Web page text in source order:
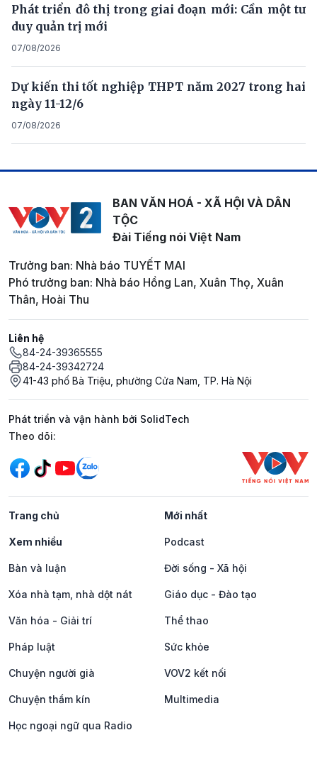
Phát triển đô thị trong giai đoạn mới: Cần một tư
duy quản trị mới
07/08/2026
Dự kiến thi tốt nghiệp THPT năm 2027 trong hai
ngày 11-12/6
07/08/2026
BAN VĂN HOÁ - XÃ HỘI VÀ DÂN
TỘC
Đài Tiếng nói Việt Nam
Trưởng ban: Nhà báo TUYẾT MAI
Phó trưởng ban: Nhà báo Hồng Lan, Xuân Thọ, Xuân
Thân, Hoài Thu
Liên hệ
84-24-39365555
84-24-39342724
41-43 phố Bà Triệu, phường Cửa Nam, TP. Hà Nội
Phát triển và vận hành bởi SolidTech
Mạng xã hội
Theo dõi:
Trang chủ Mới nhất
Xem nhiều Podcast
Bàn và luận Đời sống - Xã hội
Xóa nhà tạm, nhà dột nát Giáo dục - Đào tạo
Văn hóa - Giải trí Thể thao
Pháp luật Sức khỏe
Chuyện người già VOV2 kết nối
Chuyện thầm kín Multimedia
Học ngoại ngữ qua Radio